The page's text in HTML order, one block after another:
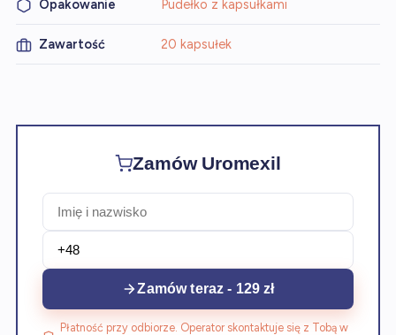
Opakowanie Pudełko z kapsułkami
Zawartość 20 kapsułek
Zamów Uromexil
Zamów teraz - 129 zł
Płatność przy odbiorze. Operator skontaktuje się z Tobą w